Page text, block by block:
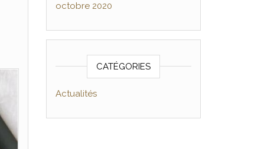
octobre 2020
CATÉGORIES
Actualités